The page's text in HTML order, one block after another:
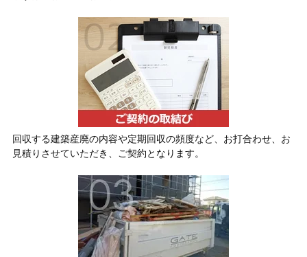
回収する建築産廃の内容や定期回収の頻度など、お打合わせ、お
見積りさせていただき、ご契約となります。